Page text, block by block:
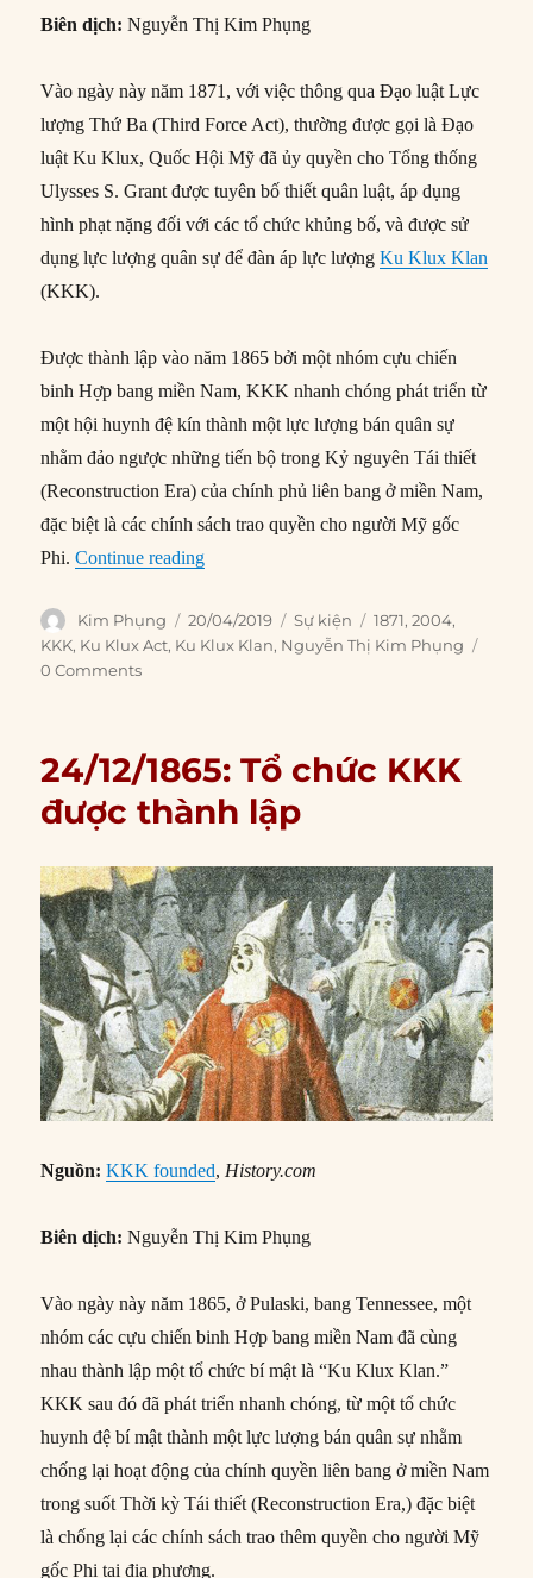
Biên dịch: Nguyễn Thị Kim Phụng
Vào ngày này năm 1871, với việc thông qua Đạo luật Lực
lượng Thứ Ba (Third Force Act), thường được gọi là Đạo
luật Ku Klux, Quốc Hội Mỹ đã ủy quyền cho Tổng thống
Ulysses S. Grant được tuyên bố thiết quân luật, áp dụng
hình phạt nặng đối với các tổ chức khủng bố, và được sử
dụng lực lượng quân sự để đàn áp lực lượngKu Klux Klan
(KKK).
Được thành lập vào năm 1865 bởi một nhóm cựu chiến
binh Hợp bang miền Nam, KKK nhanh chóng phát triển từ
một hội huynh đệ kín thành một lực lượng bán quân sự
nhằm đảo ngược những tiến bộ trong Kỷ nguyên Tái thiết
(Reconstruction Era) của chính phủ liên bang ở miền Nam,
đặc biệt là các chính sách trao quyền cho người Mỹ gốc
Phi.Continue reading“20/04/1871: Đạo luật Ku Klux được
Author
Kim Phụng
Posted
on
20/04/2019 Categories
Sự kiện Tags
1871,2004,
KKK, Ku Klux Act, Ku Klux Klan, Nguyễn Thị Kim Phụng
0 Comments
24/12/1865: Tổ chức KKK
được thành lập
Nguồn: KKK founded, History.com
Biên dịch: Nguyễn Thị Kim Phụng
Vào ngày này năm 1865, ở Pulaski, bang Tennessee, một
nhóm các cựu chiến binh Hợp bang miền Nam đã cùng
nhau thành lập một tổ chức bí mật là “Ku Klux Klan.”
KKK sau đó đã phát triển nhanh chóng, từ một tổ chức
huynh đệ bí mật thành một lực lượng bán quân sự nhằm
chống lại hoạt động của chính quyền liên bang ở miền Nam
trong suốt Thời kỳ Tái thiết (Reconstruction Era,) đặc biệt
là chống lại các chính sách trao thêm quyền cho người Mỹ
gốc Phi tại địa phương.